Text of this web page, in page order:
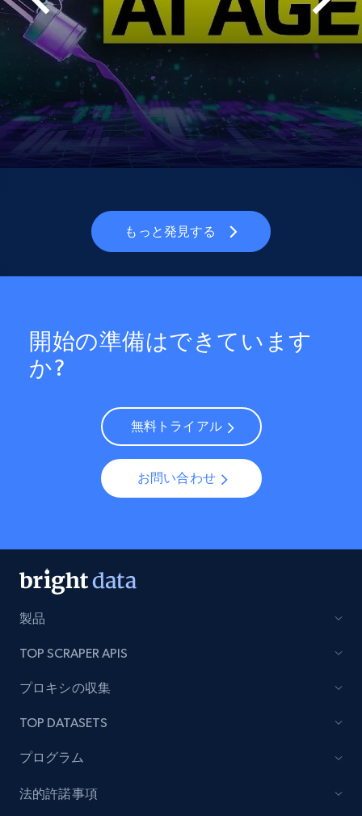
もっと発見する
開始の準備はできています
か?
無料トライアル
お問い合わせ
製品
TOP SCRAPER APIS
プロキシの収集
TOP DATASETS
プログラム
法的許諾事項